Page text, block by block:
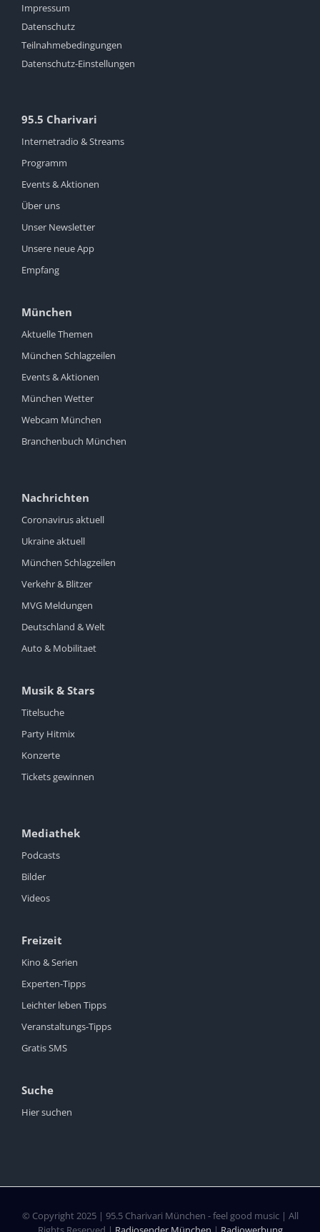
Impressum
Datenschutz
Teilnahmebedingungen
Datenschutz-Einstellungen
95.5 Charivari
Internetradio & Streams
Programm
Events & Aktionen
Über uns
Unser Newsletter
Unsere neue App
Empfang
München
Aktuelle Themen
München Schlagzeilen
Events & Aktionen
München Wetter
Webcam München
Branchenbuch München
Nachrichten
Coronavirus aktuell
Ukraine aktuell
München Schlagzeilen
Verkehr & Blitzer
MVG Meldungen
Deutschland & Welt
Auto & Mobilitaet
Musik & Stars
Titelsuche
Party Hitmix
Konzerte
Tickets gewinnen
Mediathek
Podcasts
Bilder
Videos
Freizeit
Kino & Serien
Experten-Tipps
Leichter leben Tipps
Veranstaltungs-Tipps
Gratis SMS
Suche
Hier suchen
© Copyright 2025 | 95.5 Charivari München - feel good music | All